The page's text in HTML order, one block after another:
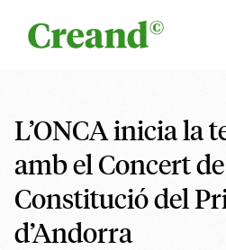
L’ONCA inicia la
amb el Concert
Constitució del
d’Andorra